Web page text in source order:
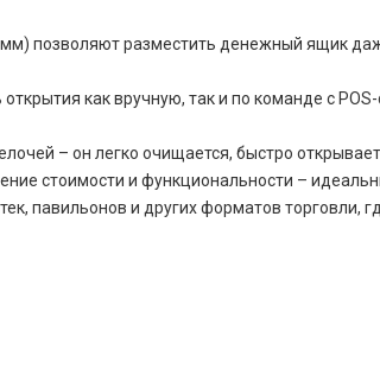
позволяют разместить денежный ящик
как вручную, так и по команде с
– он легко очищается, быстро
стоимости и функциональности –
павильонов и других форматов торговли,